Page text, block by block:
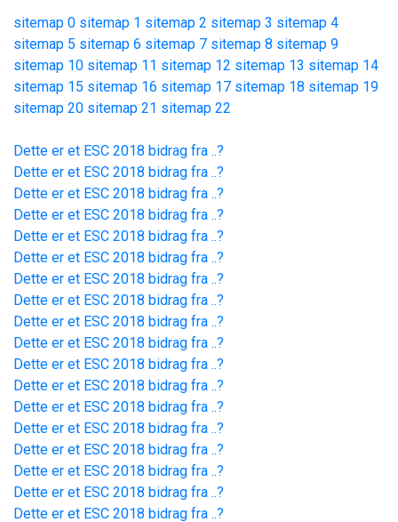
sitemap 0 sitemap 1 sitemap 2 sitemap 3 sitemap 4
sitemap 5 sitemap 6 sitemap 7 sitemap 8 sitemap 9
sitemap 10 sitemap 11 sitemap 12 sitemap 13 sitemap 14
sitemap 15 sitemap 16 sitemap 17 sitemap 18 sitemap 19
sitemap 20 sitemap 21 sitemap 22
Dette er et ESC 2018 bidrag fra ..?
Dette er et ESC 2018 bidrag fra ..?
Dette er et ESC 2018 bidrag fra ..?
Dette er et ESC 2018 bidrag fra ..?
Dette er et ESC 2018 bidrag fra ..?
Dette er et ESC 2018 bidrag fra ..?
Dette er et ESC 2018 bidrag fra ..?
Dette er et ESC 2018 bidrag fra ..?
Dette er et ESC 2018 bidrag fra ..?
Dette er et ESC 2018 bidrag fra ..?
Dette er et ESC 2018 bidrag fra ..?
Dette er et ESC 2018 bidrag fra ..?
Dette er et ESC 2018 bidrag fra ..?
Dette er et ESC 2018 bidrag fra ..?
Dette er et ESC 2018 bidrag fra ..?
Dette er et ESC 2018 bidrag fra ..?
Dette er et ESC 2018 bidrag fra ..?
Dette er et ESC 2018 bidrag fra ..?